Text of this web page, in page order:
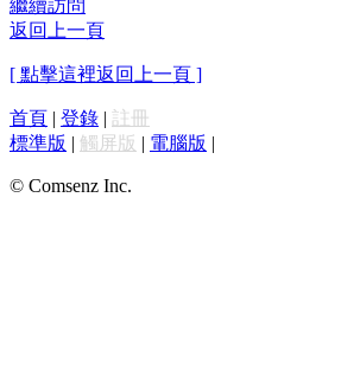
繼續訪問
返回上一頁
[ 點擊這裡返回上一頁 ]
首頁 | 登錄 | 註冊
標準版 | 觸屏版 | 電腦版 |
© Comsenz Inc.